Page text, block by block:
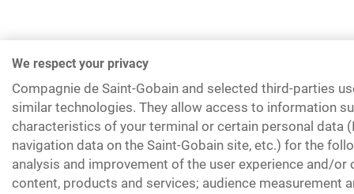
We respect your privacy
Compagnie de Saint-Gobain and selected third-parties
similar technologies. They allow access to information
characteristics of your terminal or certain personal data
navigation data on the Saint-Gobain site, etc.) for the
analysis and improvement of the user experience and/or
content, products and services; audience measurement